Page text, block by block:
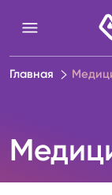
Главная